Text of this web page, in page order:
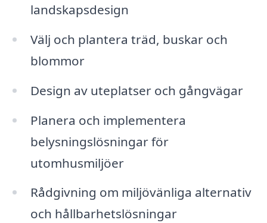
landskapsdesign
Välj och plantera träd, buskar och
blommor
Design av uteplatser och gångvägar
Planera och implementera
belysningslösningar för
utomhusmiljöer
Rådgivning om miljövänliga alternativ
och hållbarhetslösningar